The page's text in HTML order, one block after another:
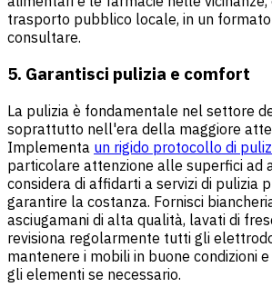
trasporto pubblico locale, in un
consultare.
5. Garantisci pulizia e comfort
La pulizia è fondamentale nel settore
soprattutto nell'era della maggiore
Implementa un rigido protocollo di
particolare attenzione alle superfici ad
considera di affidarti a servizi di pulizia
garantire la costanza. Fornisci
asciugamani di alta qualità, lavati di
revisiona regolarmente tutti gli
mantenere i mobili in buone condizioni
gli elementi se necessario.